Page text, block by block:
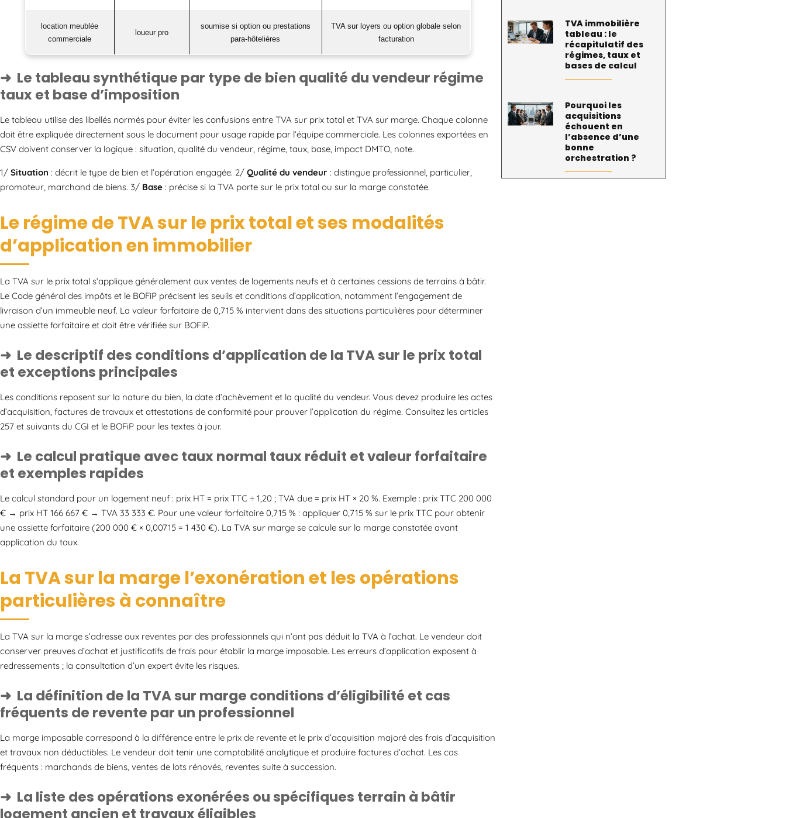
location meublée
commerciale
loueur pro
soumise si option ou prestations
para-hôtelières
TVA sur loyers ou option globale selon
facturation
Le tableau synthétique par type de bien qualité du vendeur régime
taux et base d’imposition
Le tableau utilise des libellés normés pour éviter les confusions entre TVA sur prix total et TVA sur marge. Chaque colonne
doit être expliquée directement sous le document pour usage rapide par l’équipe commerciale. Les colonnes exportées en
CSV doivent conserver la logique : situation, qualité du vendeur, régime, taux, base, impact DMTO, note.
1/ Situation : décrit le type de bien et l’opération engagée. 2/ Qualité du vendeur : distingue professionnel, particulier,
promoteur, marchand de biens. 3/ Base : précise si la TVA porte sur le prix total ou sur la marge constatée.
Le régime de TVA sur le prix total et ses modalités
d’application en immobilier
La TVA sur le prix total s’applique généralement aux ventes de logements neufs et à certaines cessions de terrains à bâtir.
Le Code général des impôts et le BOFiP précisent les seuils et conditions d’application, notamment l’engagement de
livraison d’un immeuble neuf. La valeur forfaitaire de 0,715 % intervient dans des situations particulières pour déterminer
une assiette forfaitaire et doit être vérifiée sur BOFiP.
Le descriptif des conditions d’application de la TVA sur le prix total
et exceptions principales
Les conditions reposent sur la nature du bien, la date d’achèvement et la qualité du vendeur. Vous devez produire les actes
d’acquisition, factures de travaux et attestations de conformité pour prouver l’application du régime. Consultez les articles
257 et suivants du CGI et le BOFiP pour les textes à jour.
Le calcul pratique avec taux normal taux réduit et valeur forfaitaire
et exemples rapides
Le calcul standard pour un logement neuf : prix HT = prix TTC ÷ 1,20 ; TVA due = prix HT × 20 %. Exemple : prix TTC 200 000
€ → prix HT 166 667 € → TVA 33 333 €. Pour une valeur forfaitaire 0,715 % : appliquer 0,715 % sur le prix TTC pour obtenir
une assiette forfaitaire (200 000 € × 0,00715 = 1 430 €). La TVA sur marge se calcule sur la marge constatée avant
application du taux.
La TVA sur la marge l’exonération et les opérations
particulières à connaître
La TVA sur la marge s’adresse aux reventes par des professionnels qui n’ont pas déduit la TVA à l’achat. Le vendeur doit
conserver preuves d’achat et justificatifs de frais pour établir la marge imposable. Les erreurs d’application exposent à
redressements ; la consultation d’un expert évite les risques.
La définition de la TVA sur marge conditions d’éligibilité et cas
fréquents de revente par un professionnel
La marge imposable correspond à la différence entre le prix de revente et le prix d’acquisition majoré des frais d’acquisition
et travaux non déductibles. Le vendeur doit tenir une comptabilité analytique et produire factures d’achat. Les cas
fréquents : marchands de biens, ventes de lots rénovés, reventes suite à succession.
La liste des opérations exonérées ou spécifiques terrain à bâtir
logement ancien et travaux éligibles
TVA immobilière
tableau : le
récapitulatif des
régimes, taux et
bases de calcul
Pourquoi les
acquisitions
échouent en
l’absence d’une
bonne
orchestration ?